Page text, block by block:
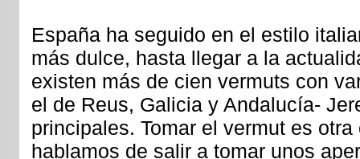
España ha seguido en el estilo
más dulce, hasta llegar a la
existen más de cien vermuts con
el de Reus, Galicia y Andalucía-
principales. Tomar el vermut es
hablamos de salir a tomar unos